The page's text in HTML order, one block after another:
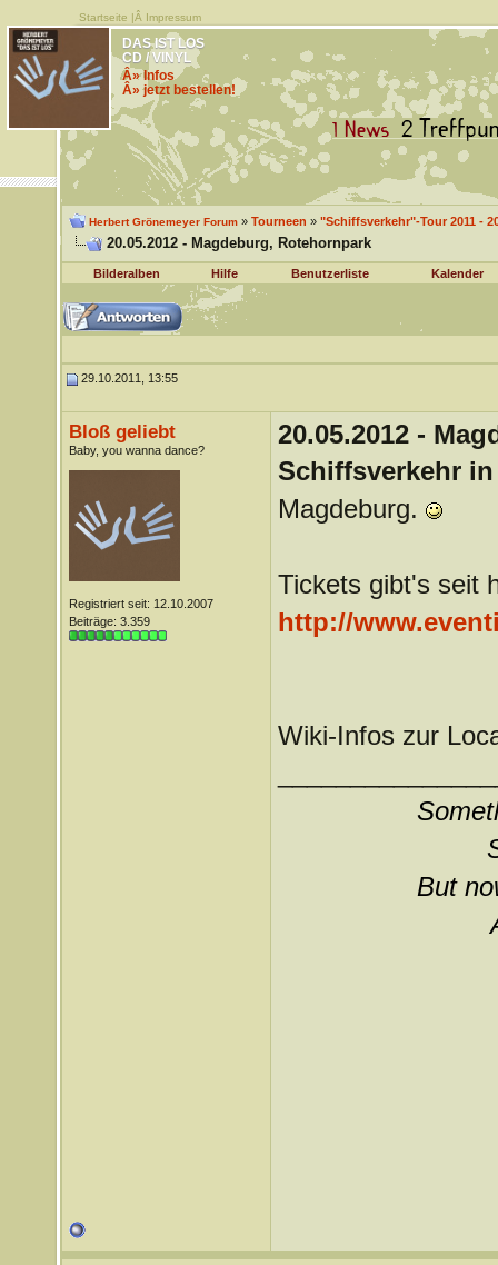
Startseite |Â Impressum
DAS IST LOS
CD / VINYL
Â» Infos
Â» jetzt bestellen!
Herbert Grönemeyer Forum» Tourneen » "Schiffsverkehr"-Tour 2011 -
20.05.2012 - Magdeburg, Rotehornpark
Bilderalben Hilfe Benutzerliste Kalender
29.10.2011, 13:55
Bloß geliebt
Baby, you wanna dance?
Registriert seit: 12.10.2007
Beiträge: 3.359
20.05.2012 -
Schiffsverkehr
Magdeburg.
Tickets gibt's seit
http://
Wiki-Infos zur
But